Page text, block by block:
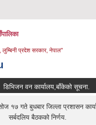
लुम्बिनी प्रदेश सरकार, नेपाल"
वन कार्यालय,बाँकेको सूचना.
१७ गते बुधबार जिल्ला प्रशासन
सर्बदलिय बैठकको निर्णय.